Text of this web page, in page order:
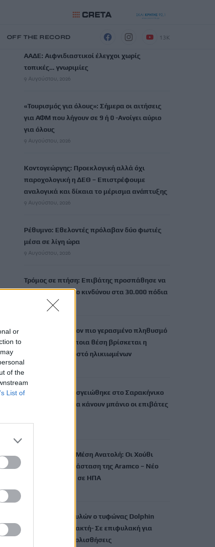
or
to
of the
List of
OFF THE RECORD 13K
ΡΟΗ ΕΙΔΗΣΕΩΝ
ΑΑΔΕ: Αιφνιδιαστικοί έλεγχοι χωρίς
τοπικές… γνωριμίες
9 Αυγούστου, 2026
«Τουρισμός για όλους»: Σήμερα οι αιτήσεις
για ΑΦΜ που λήγουν σε 9 ή 0 -Ανοίγει αύριο
για όλους
9 Αυγούστου, 2026
Κοντογεώργης: Προεκλογική αλλά όχι
παροχολογική η ΔΕΘ – Επιστρέφουμε
αναλογικά και δίκαια το μέρισμα ανάπτυξης
9 Αυγούστου, 2026
Ρέθυμνο: Εθελοντές πρόλαβαν δύο φωτιές
μέσα σε λίγη ώρα
9 Αυγούστου, 2026
Τρόμος σε πτήση: Επιβάτης προσπάθησε να
ανοίξει την έξοδο κινδύνου στα 30.000 πόδια
9 Αυγούστου, 2026
Οι 25 χώρες με τον πιο γερασμένο πληθυσμό
στον κόσμο -Σε ποια θέση βρίσκεται η
Ελλάδα σε ποσοστό ηλικιωμένων
9 Αυγούστου, 2026
Ελικόπτερο προσγειώθηκε στο Σαρακήνικο
της Μήλου, για να κάνουν μπάνιο οι επιβάτες
Στο «κόκκινο» η Μέση Ανατολή: Οι Χούθι
χτύπησαν εγκατάσταση της Aramco – Νέο
μήνυμα Αραγτσί σε ΗΠΑ
Κίνα: Προ των πυλών ο τυφώνας Dolphin
στην ανατολική ακτή- Σε επιφυλακή για
πλημμύρες, κατολισθήσεις